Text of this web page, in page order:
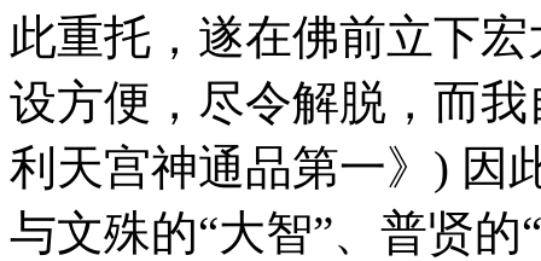
此重托，遂在佛前立下
设方便，尽令解脱，而
利天宫神通品第一》) 因
与文殊的“大智”、普贤的